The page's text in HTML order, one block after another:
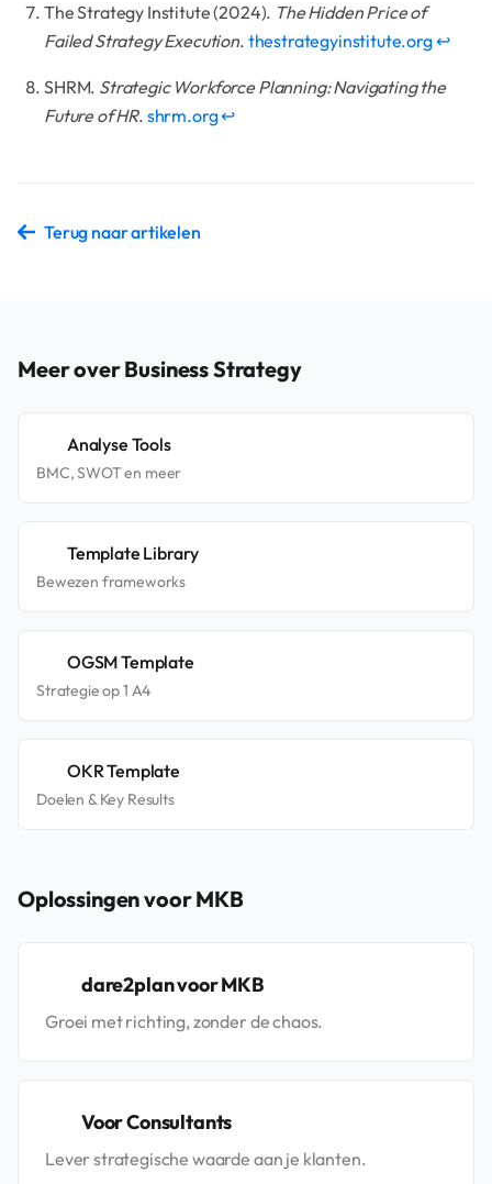
The Strategy Institute (2024). The Hidden Price of
Failed Strategy Execution. thestrategyinstitute.org↩
SHRM. Strategic Workforce Planning: Navigating the
Future of HR. shrm.org↩
Terug naar artikelen
Meer over Business Strategy
Analyse Tools
BMC, SWOT en meer
Template Library
Bewezen frameworks
OGSM Template
Strategie op 1 A4
OKR Template
Doelen & Key Results
Oplossingen voor MKB
dare2plan voor MKB
Groei met richting, zonder de chaos.
Voor Consultants
Lever strategische waarde aan je klanten.